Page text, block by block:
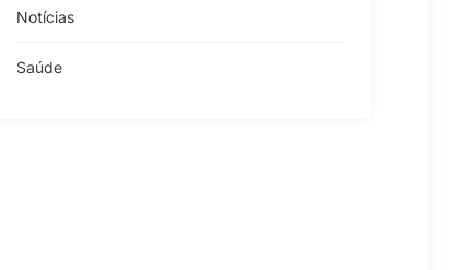
Notícias
Saúde